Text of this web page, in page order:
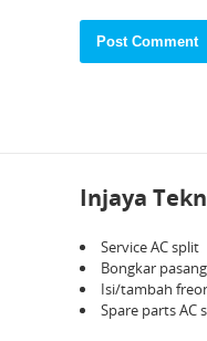
Injaya
Service AC split
Bongkar
Isi/tambah
Spare parts AC